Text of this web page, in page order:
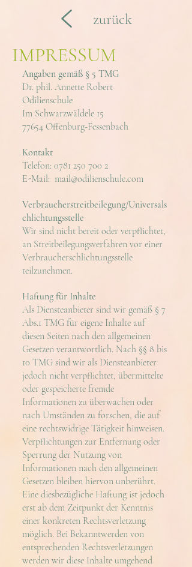
zurück
IMPRESSUM
Angaben gemäß § 5 TMG
Dr. phil. Annette Robert
Odilienschule
Im Schwarzwäldele 15
77654 Offenburg-Fessenbach
Kontakt
Telefon: 0781 250 700 2
E-Mail: mail@odilienschule.com
Verbraucherstreitbeilegung/Universals
chlichtungsstelle
Wir sind nicht bereit oder verpflichtet,
an Streitbeilegungsverfahren vor einer
Verbraucherschlichtungsstelle
teilzunehmen.
Haftung für Inhalte
Als Diensteanbieter sind wir gemäß § 7
Abs.1 TMG für eigene Inhalte auf
diesen Seiten nach den allgemeinen
Gesetzen verantwortlich. Nach §§ 8 bis
10 TMG sind wir als Diensteanbieter
jedoch nicht verpflichtet, übermittelte
oder gespeicherte fremde
Informationen zu überwachen oder
nach Umständen zu forschen, die auf
eine rechtswidrige Tätigkeit hinweisen.
Verpflichtungen zur Entfernung oder
Sperrung der Nutzung von
Informationen nach den allgemeinen
Gesetzen bleiben hiervon unberührt.
Eine diesbezügliche Haftung ist jedoch
erst ab dem Zeitpunkt der Kenntnis
einer konkreten Rechtsverletzung
möglich. Bei Bekanntwerden von
entsprechenden Rechtsverletzungen
werden wir diese Inhalte umgehend